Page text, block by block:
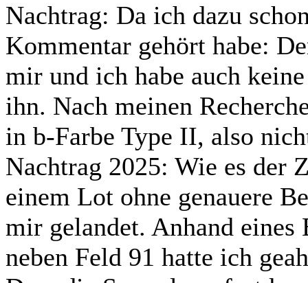
Nachtrag: Da ich dazu
Kommentar gehört habe:
mir und ich habe auch
ihn. Nach meinen
in b-Farbe Type II, also
Nachtrag 2025: Wie es
einem Lot ohne genauere
mir gelandet. Anhand
neben Feld 91 hatte ich